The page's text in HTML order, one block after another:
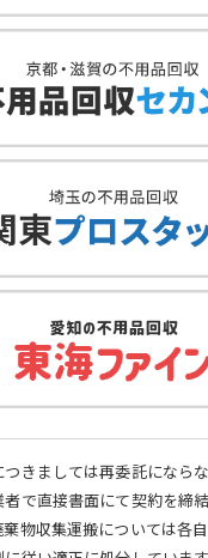
きましては再委託になら
で直接書面にて契約を締
物収集運搬については各